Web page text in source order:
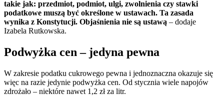
takie jak: przedmiot, podmiot, ulgi, zwolnienia czy stawki
podatkowe muszą być określone w ustawach. Ta zasada
wynika z Konstytucji. Objaśnienia nie są ustawą – dodaje
Izabela Rutkowska.
Podwyżka cen – jedyna pewna
W zakresie podatku cukrowego pewna i jednoznaczna okazuje się
więc na razie jedynie podwyżka cen. Od stycznia wiele napojów
zdrożało – niektóre nawet 1,2 zł za litr.